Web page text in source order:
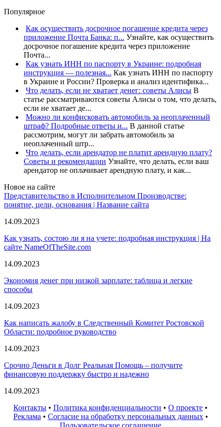
Популярное
Как осуществить досрочное погашение кредита через
приложение Почта Банка: п... Узнайте, как осуществить
досрочное погашение кредита через приложение
Почта...
Как узнать ИНН по паспорту в Украине: подробная
инструкция — полезная... Как узнать ИНН по паспорту
в Украине и России? Проверка и анализ идентифика...
Что делать, если не хватает денег: советы Алисы В
статье рассматриваются советы Алисы о том, что делать,
если не хватает де...
Можно ли конфисковать автомобиль за неоплаченный
штраф? Подробные ответы и... В данной статье
рассмотрим, могут ли забрать автомобиль за
неоплаченный штр...
Что делать, если арендатор не платит арендную плату?
Советы и рекомендации Узнайте, что делать, если ваш
арендатор не оплачивает арендную плату, и как...
Новое на сайте
Представительство в Исполнительном Производстве:
понятие, цели, основания | Название сайта
14.09.2023
Как узнать, состою ли я на учете: подробная инструкция | На
сайте NameOfTheSite.com
14.09.2023
Экономия денег при низкой зарплате: таблица и легкие
способы
14.09.2023
Как написать жалобу в Следственный Комитет Ростовской
Области: подробное руководство
14.09.2023
Срочно Деньги в Долг Реальная Помощь – получите
финансовую поддержку быстро и надежно
14.09.2023
Контакты • Политика конфиденциальности • О проекте •
Реклама • Согласие на обработку персональных данных•